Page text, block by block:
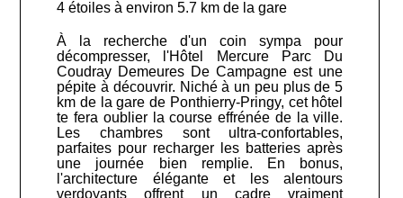
4 étoiles à environ 5.7 km de la gare
À la recherche d'un coin sympa pour
décompresser, l'Hôtel Mercure Parc Du
Coudray Demeures De Campagne est une
pépite à découvrir. Niché à un peu plus de 5
km de la gare de Ponthierry-Pringy, cet hôtel
te fera oublier la course effrénée de la ville.
Les chambres sont ultra-confortables,
parfaites pour recharger les batteries après
une journée bien remplie. En bonus,
l'architecture élégante et les alentours
verdoyants offrent un cadre vraiment